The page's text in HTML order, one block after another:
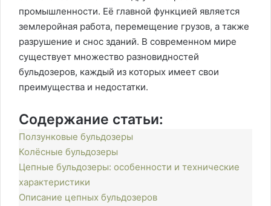
промышленности. Её главной функцией является
землеройная работа, перемещение грузов, а также
разрушение и снос зданий. В современном мире
существует множество разновидностей
бульдозеров, каждый из которых имеет свои
преимущества и недостатки.
Содержание статьи:
Ползунковые бульдозеры
Колёсные бульдозеры
Цепные бульдозеры: особенности и технические
характеристики
Описание цепных бульдозеров